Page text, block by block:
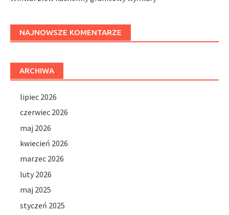
NAJNOWSZE KOMENTARZE
ARCHIWA
lipiec 2026
czerwiec 2026
maj 2026
kwiecień 2026
marzec 2026
luty 2026
maj 2025
styczeń 2025